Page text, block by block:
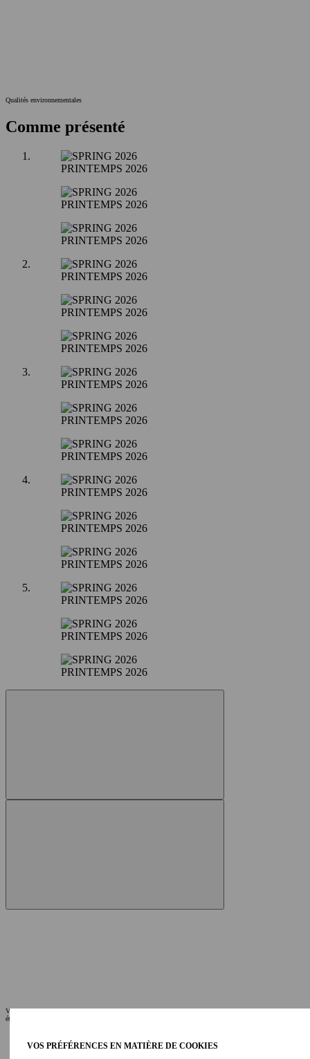
VOS PRÉFÉRENCES EN MATIÈRE DE COOKIES
Qualités environnementales
Comme présenté
PRINTEMPS 2026
PRINTEMPS 2026
PRINTEMPS 2026
PRINTEMPS 2026
PRINTEMPS 2026
PRINTEMPS 2026
PRINTEMPS 2026
PRINTEMPS 2026
PRINTEMPS 2026
PRINTEMPS 2026
PRINTEMPS 2026
PRINTEMPS 2026
PRINTEMPS 2026
PRINTEMPS 2026
PRINTEMPS 2026
VOUS AIMEREZ AUSSI
-
étape active